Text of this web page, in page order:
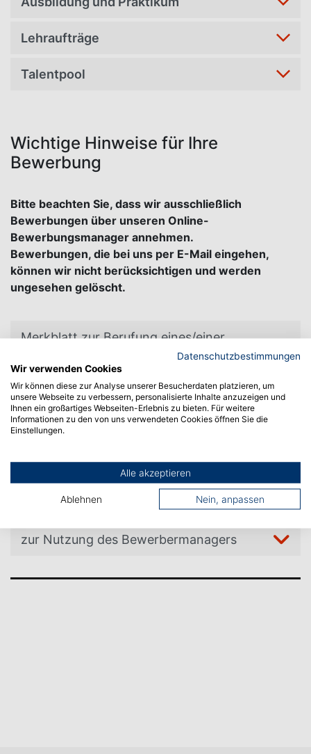
Lehraufträge
Talentpool
Wichtige Hinweise für Ihre
Bewerbung
Bitte beachten Sie, dass wir ausschließlich
Bewerbungen über unseren Online-
Bewerbungsmanager annehmen.
Bewerbungen, die bei uns per E-Mail eingehen,
können wir nicht berücksichtigen und werden
ungesehen gelöscht.
Merkblatt zur Berufung eines/einer
Hinweis zu ausländischen
Hochschulabschlüssen
Bewerbermanagement der Hochschule
Albstadt-Sigmaringen
zur Nutzung des Bewerbermanagers
Datenschutzbestimmungen
Wir verwenden Cookies
Wir können diese zur Analyse unserer Besucherdaten platzieren, um
unsere Webseite zu verbessern, personalisierte Inhalte anzuzeigen und
Ihnen ein großartiges Webseiten-Erlebnis zu bieten. Für weitere
Informationen zu den von uns verwendeten Cookies öffnen Sie die
Einstellungen.
Alle akzeptieren
Ablehnen Nein, anpassen